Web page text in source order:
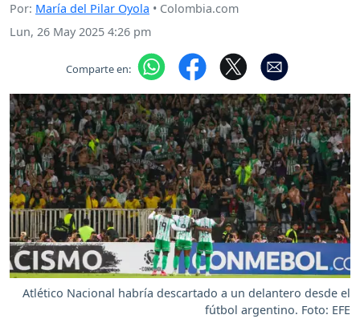
Por: María del Pilar Oyola • Colombia.com
Lun, 26 May 2025 4:26 pm
Comparte en:
Atlético Nacional habría descartado a un delantero desde el
fútbol argentino. Foto: EFE